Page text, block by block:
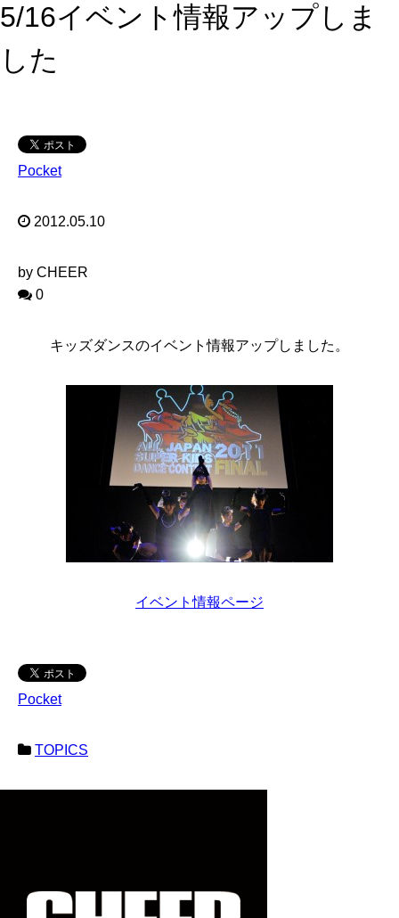
5/16イベント情報アップしま
した
Pocket
2012.05.10
by CHEER
0
キッズダンスのイベント情報アップしました。
イベント情報ページ
Pocket
TOPICS